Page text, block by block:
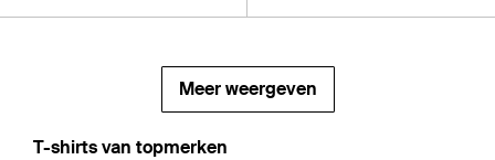
Meer weergeven
‪T-shirts‬ van topmerken